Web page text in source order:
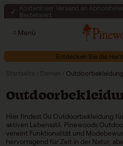
Zum Inhalt springen
Kostenloser Versand an
Bestellwert
30 Tage Rückgaberecht
Kostenloser Versand an
Menü
Entdecken Sie die
Startseite Damen
Kollektion:
Hier findest Du Outdoorbekleidung
aktiven Lebensstil. Pinewoods
vereint Funktionalität und
hervorragend für Zeit in der Natur,